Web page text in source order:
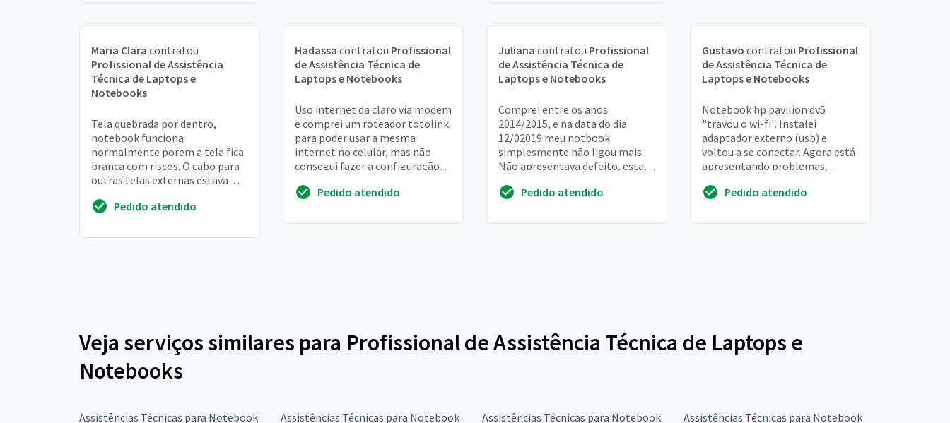
Maria Clara contratou
Profissional de Assistência
Técnica de Laptops e
Notebooks
Tela quebrada por dentro,
notebook funciona
normalmente porem a tela fica
branca com riscos. O cabo para
outras telas externas estava
houve uma atualização no...
Pedido atendido
Hadassa contratou Profissional
de Assistência Técnica de
Laptops e Notebooks
Uso internet da claro via modem
e comprei um roteador totolink
para poder usar a mesma
internet no celular, mas não
consegui fazer a configuração
roteadorPedido atendido
Juliana contratou Profissional
de Assistência Técnica de
Laptops e Notebooks
Comprei entre os anos
2014/2015, e na data do dia
12/02019 meu notbook
simplesmente não ligou mais.
Não apresentava defeito, estava
conservei e deixei em local seg...
Pedido atendido
Gustavo contratou Profissional
de Assistência Técnica de
Laptops e Notebooks
Notebook hp pavilion dv5
"travou o wi-fi". Instalei
adaptador externo (usb) e
voltou a se conectar. Agora está
apresentando problemas
reconhecimento das usb.
Pedido atendido
Veja serviços similares para Profissional de Assistência Técnica de Laptops e
Notebooks
Assistências Técnicas para Notebook
Assistências Técnicas para Notebook
Assistências Técnicas para Notebook
Assistências Técnicas para Notebook